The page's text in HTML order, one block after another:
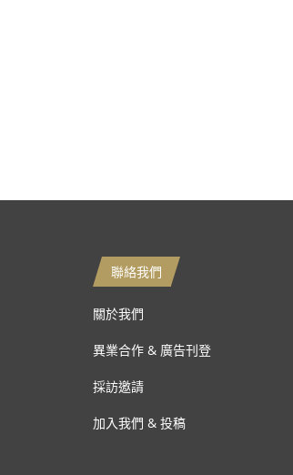
聯絡我們
關於我們
異業合作 & 廣告刊登
採訪邀請
加入我們 & 投稿